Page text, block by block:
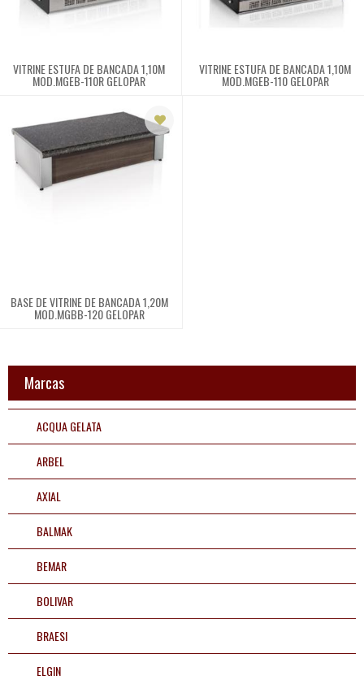
Vitrine refrigerada
Bancada
Neutra
Refresqueira
purificadores
Fornos
Liquidificadores e
extratores
Buffets e estufas
Utilidades
Mesas em geral
Equipamentos
Peças
VITRINE ESTUFA DE BANCADA 1,10M
MOD.MGEB-110R GELOPAR
VITRINE ESTUFA DE BANCADA 1,10M
MOD.MGEB-110 GELOPAR
BASE DE VITRINE DE BANCADA 1,20M
MOD.MGBB-120 GELOPAR
Marcas
ACQUA GELATA
ARBEL
AXIAL
BALMAK
BEMAR
BOLIVAR
BRAESI
ELGIN